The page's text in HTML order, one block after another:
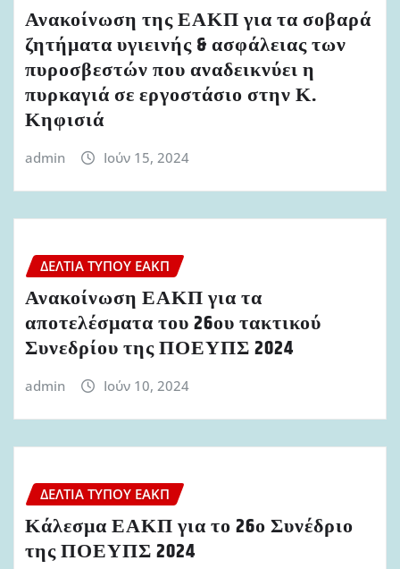
Ανακοίνωση της ΕΑΚΠ για τα σοβαρά
ζητήματα υγιεινής & ασφάλειας των
πυροσβεστών που αναδεικνύει η
πυρκαγιά σε εργοστάσιο στην Κ.
Κηφισιά
admin Ιούν 15, 2024
ΔΕΛΤΊΑ ΤΎΠΟΥ ΕΑΚΠ
Ανακοίνωση ΕΑΚΠ για τα
αποτελέσματα του 26ου τακτικού
Συνεδρίου της ΠΟΕΥΠΣ 2024
admin Ιούν 10, 2024
ΔΕΛΤΊΑ ΤΎΠΟΥ ΕΑΚΠ
Κάλεσμα ΕΑΚΠ για το 26ο Συνέδριο
της ΠΟΕΥΠΣ 2024